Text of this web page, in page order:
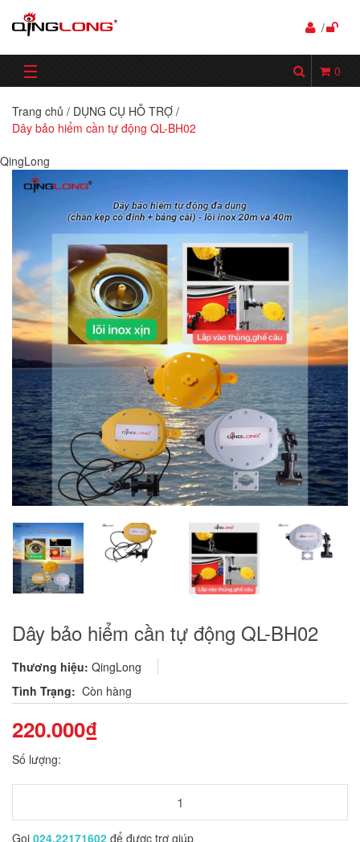
/
☰ 0
Trang chủ / DỤNG CỤ HỖ TRỢ /
Dây bảo hiểm cần tự động QL-BH02
QingLong
Dây bảo hiểm cần tự động QL-BH02
Thương hiệu: QingLong
Tình Trạng: Còn hàng
220.000₫
Số lượng:
Gọi 024.22171602 để được trợ giúp